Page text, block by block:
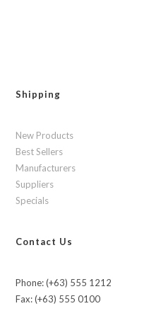
Shipping
New Products
Best Sellers
Manufacturers
Suppliers
Specials
Contact Us
Phone: (+63) 555 1212
Fax: (+63) 555 0100